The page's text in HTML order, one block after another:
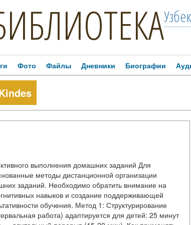
Фото Файлы Дневники Биографии
выполнения домашних заданий Для
методы дистанционной организации
заданий. Необходимо обратить внимание на
навыков и создание поддерживающей
обучения. Метод 1: Структурирование
работа) адаптируется для детей: 25 минут